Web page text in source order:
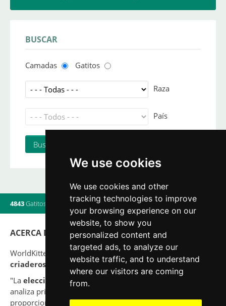
We use cookies
We use cookies and other
tracking technologies to improve
your browsing experience on our
website, to show you
personalized content and
targeted ads, to analyze our
website traffic, and to understand
where our visitors are coming
from.
BUSCAR
Camadas Gatitos
Raza
País
4843Gatitos Camadas|560Criadores|18 Usuarios online
ACERCA DE
WorldKittens tiene el mayor listado Internacional de
criaderos y camadasde gatos en la actualidad.
"La elección
de un gato nunca debe ser por capricho,
analiza primero tu situación y piensa si serás capaz de
proporcionar una buena calidad de vida a tu nuevo